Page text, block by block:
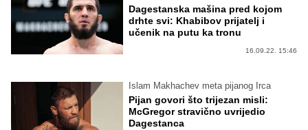
Dagestanska mašina pred kojom
drhte svi: Khabibov prijatelj i
učenik na putu ka tronu
16.09.22. 15:46
Islam Makhachev meta pijanog Irca
Pijan govori što trijezan misli:
McGregor stravično uvrijedio
Dagestanca